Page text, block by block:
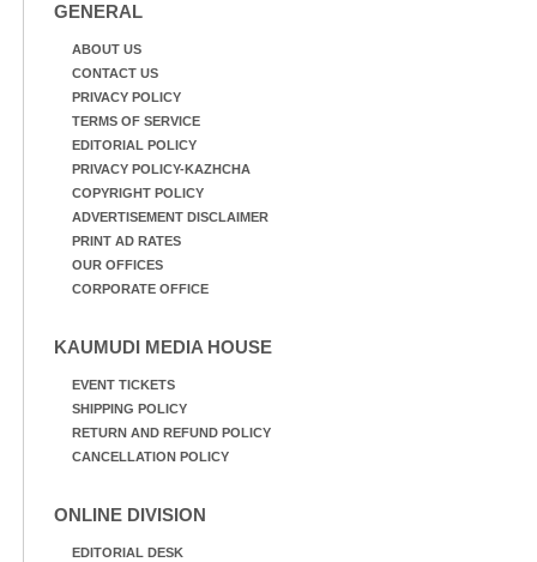
GENERAL
ABOUT US
CONTACT US
PRIVACY POLICY
TERMS OF SERVICE
EDITORIAL POLICY
PRIVACY POLICY-KAZHCHA
COPYRIGHT POLICY
ADVERTISEMENT DISCLAIMER
PRINT AD RATES
OUR OFFICES
CORPORATE OFFICE
KAUMUDI MEDIA HOUSE
EVENT TICKETS
SHIPPING POLICY
RETURN AND REFUND POLICY
CANCELLATION POLICY
ONLINE DIVISION
EDITORIAL DESK